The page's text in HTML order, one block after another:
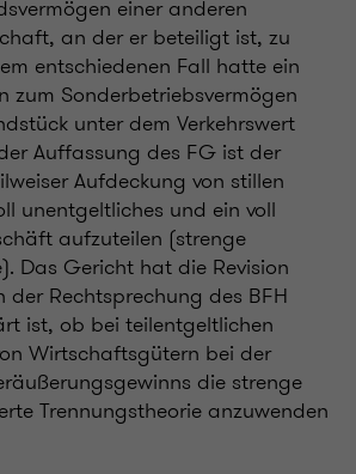
einer anderen
an der er beteiligt ist, zu
entschiedenen Fall hatte ein
zum Sonderbetriebsvermögen
unter dem Verkehrswert
Auffassung des FG ist der
Aufdeckung von stillen
unentgeltliches und ein voll
aufzuteilen (strenge
Das Gericht hat die Revision
der Rechtsprechung des BFH
ist, ob bei teilentgeltlichen
Wirtschaftsgütern bei der
die strenge
Trennungstheorie anzuwenden